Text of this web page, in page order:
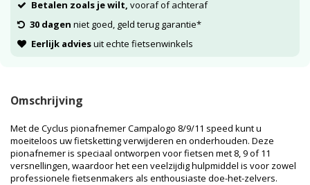
Betalen zoals je wilt, vooraf of achteraf
30 dagen niet goed, geld terug garantie*
Eerlijk adviesuit echte fietsenwinkels
Omschrijving
Met de Cyclus pionafnemer Campalogo 8/9/11 speed kunt u
moeiteloos uw fietsketting verwijderen en onderhouden. Deze
pionafnemer is speciaal ontworpen voor fietsen met 8, 9 of 11
versnellingen, waardoor het een veelzijdig hulpmiddel is voor zowel
professionele fietsenmakers als enthousiaste doe-het-zelvers.